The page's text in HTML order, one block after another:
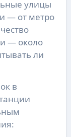
улицы
— от метро
— около
ли
в